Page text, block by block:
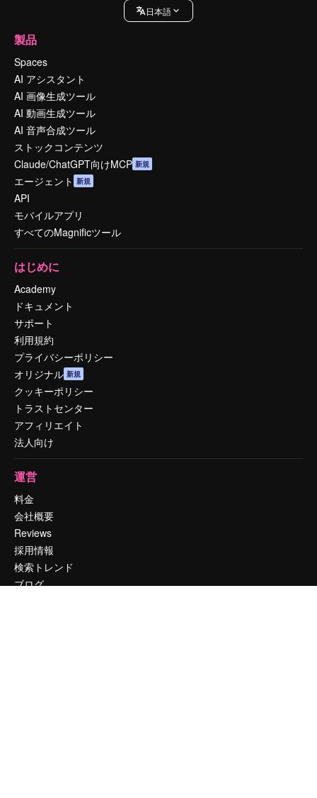
日本語
製品
Spaces
AI アシスタント
AI 画像生成ツール
AI 動画生成ツール
AI 音声合成ツール
ストックコンテンツ
Claude/ChatGPT向けMCP 新規
エージェント 新規
API
モバイルアプリ
すべてのMagnificツール
はじめに
Academy
ドキュメント
サポート
利用規約
プライバシーポリシー
オリジナル 新規
クッキーポリシー
トラストセンター
アフィリエイト
法人向け
運営
料金
会社概要
Reviews
採用情報
検索トレンド
ブログ